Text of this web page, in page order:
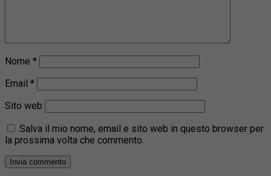
Nome *
Email *
Sito web
Salva il mio nome, email e sito web in questo browser per
la prossima volta che commento.